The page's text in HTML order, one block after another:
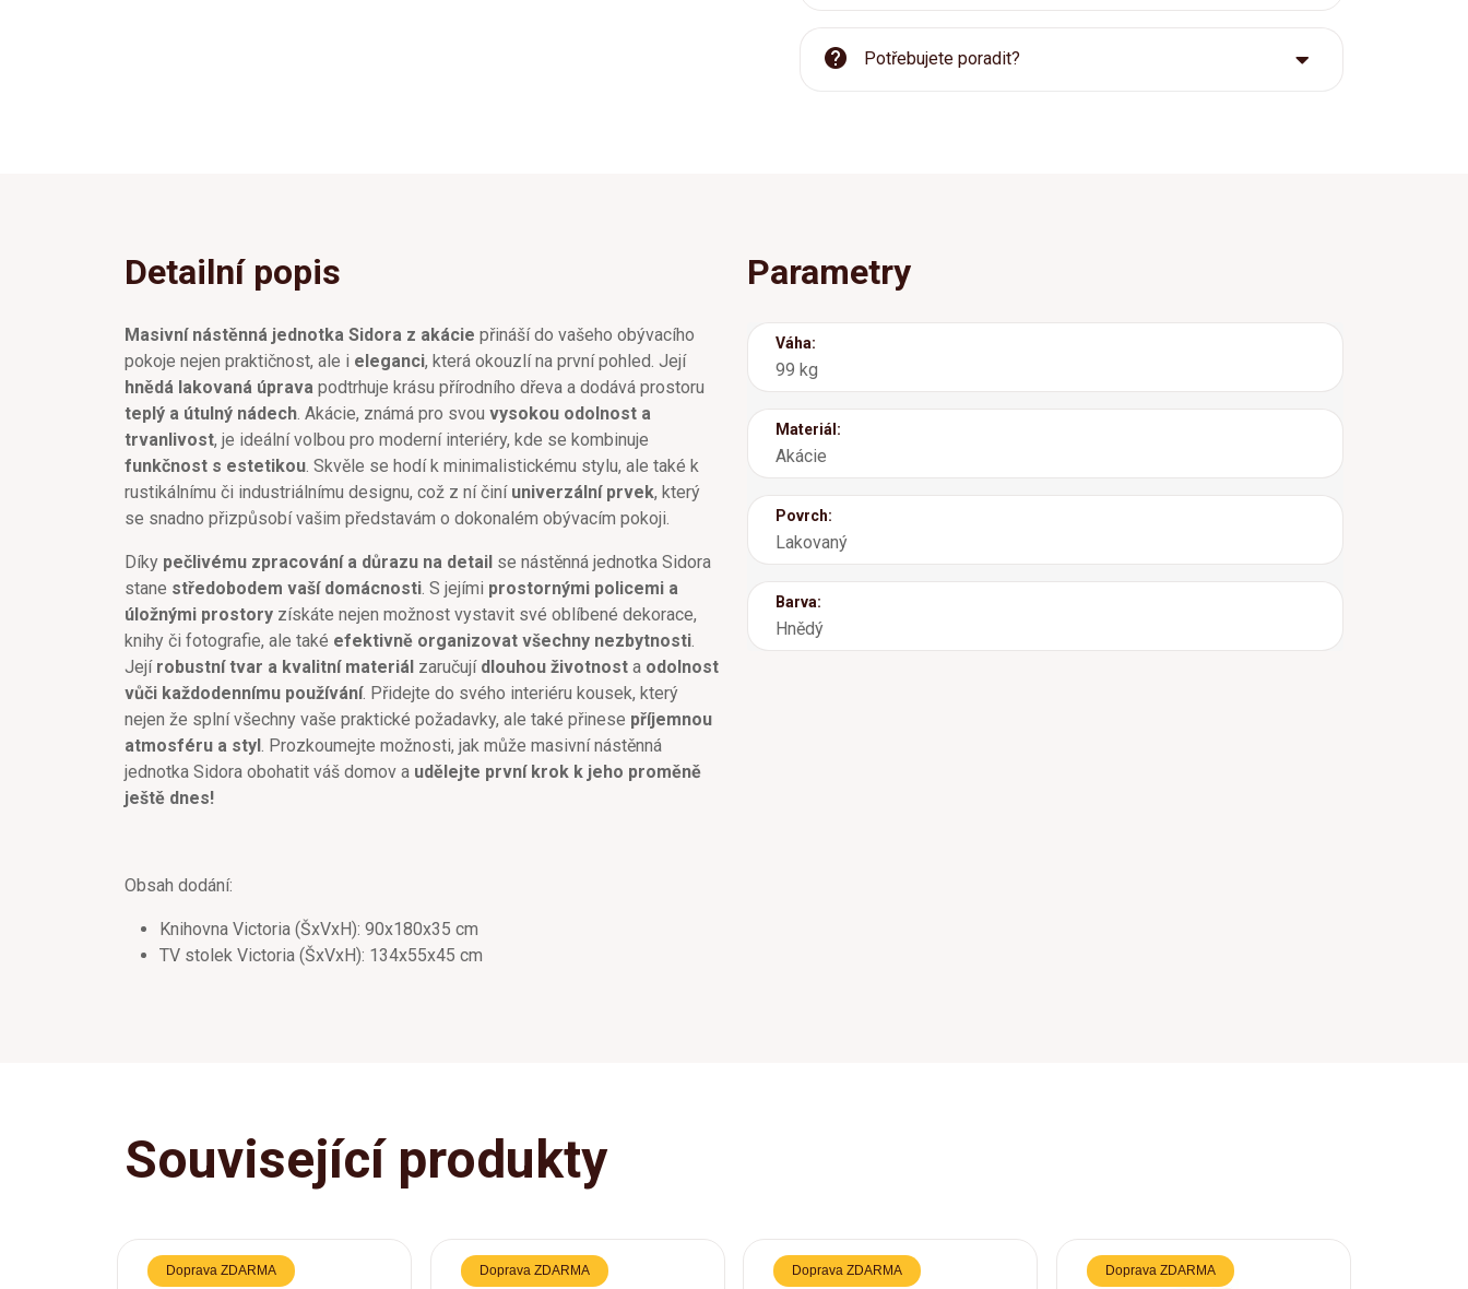
Potřebujete poradit?
Detailní popis
Masivní nástěnná jednotka Sidora z akácie přináší do vašeho obývacího
pokoje nejen praktičnost, ale i eleganci, která okouzlí na první pohled. Její
hnědá lakovaná úprava podtrhuje krásu přírodního dřeva a dodává prostoru
teplý a útulný nádech . Akácie, známá pro svou vysokou odolnost a
trvanlivost, je ideální volbou pro moderní interiéry, kde se kombinuje
funkčnost s estetikou . Skvěle se hodí k minimalistickému stylu, ale také k
rustikálnímu či industriálnímu designu, což z ní činí univerzální prvek, který
se snadno přizpůsobí vašim představám o dokonalém obývacím pokoji.
Díky pečlivému zpracování a důrazu na detail se nástěnná jednotka Sidora
stane středobodem vaší domácnosti . S jejími prostornými policemi a
úložnými prostory získáte nejen možnost vystavit své oblíbené dekorace,
knihy či fotografie, ale také efektivně organizovat všechny nezbytnosti
Její robustní tvar a kvalitní materiál zaručují dlouhou životnost a odolnost
vůči každodennímu používání. Přidejte do svého interiéru kousek, který
nejen že splní všechny vaše praktické požadavky, ale také přinese příjemnou
atmosféru a styl . Prozkoumejte možnosti, jak může masivní nástěnná
jednotka Sidora obohatit váš domov a udělejte první krok k jeho proměně
ještě dnes!
Obsah dodání:
Knihovna Victoria (ŠxVxH): 90x180x35 cm
TV stolek Victoria (ŠxVxH): 134x55x45 cm
Parametry
Váha:
99 kg
Materiál:
Akácie
Povrch:
Lakovaný
Barva:
Hnědý
Související produkty
Doprava ZDARMA Doprava ZDARMA Doprava ZDARMA Doprava ZDARMA